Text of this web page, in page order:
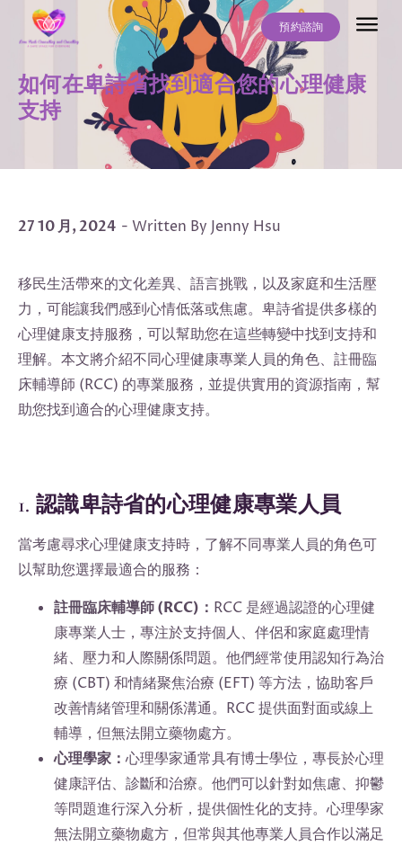
預約諮詢
如何在卑詩省找到適合您的心理健康
支持
27 10 月, 2024 - Written By Jenny Hsu
移民生活帶來的文化差異、語言挑戰，以及家庭和生活壓
力，可能讓我們感到心情低落或焦慮。卑詩省提供多樣的
心理健康支持服務，可以幫助您在這些轉變中找到支持和
理解。本文將介紹不同心理健康專業人員的角色、註冊臨
床輔導師 (RCC) 的專業服務，並提供實用的資源指南，幫
助您找到適合的心理健康支持。
1. 認識卑詩省的心理健康專業人員
當考慮尋求心理健康支持時，了解不同專業人員的角色可
以幫助您選擇最適合的服務：
註冊臨床輔導師 (RCC)： RCC 是經過認證的心理健
康專業人士，專注於支持個人、伴侶和家庭處理情
緒、壓力和人際關係問題。他們經常使用認知行為治
療 (CBT) 和情緒聚焦治療 (EFT) 等方法，協助客戶
改善情緒管理和關係溝通。RCC 提供面對面或線上
輔導，但無法開立藥物處方。
心理學家： 心理學家通常具有博士學位，專長於心理
健康評估、診斷和治療。他們可以針對如焦慮、抑鬱
等問題進行深入分析，提供個性化的支持。心理學家
無法開立藥物處方，但常與其他專業人員合作以滿足